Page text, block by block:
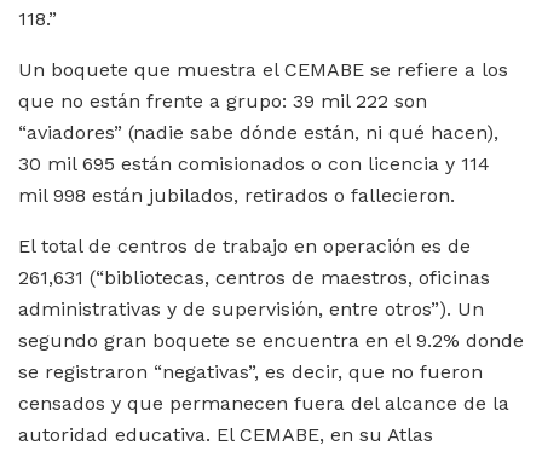
118.”
Un boquete que muestra el CEMABE se refiere a los
que no están frente a grupo: 39 mil 222 son
“aviadores” (nadie sabe dónde están, ni qué hacen),
30 mil 695 están comisionados o con licencia y 114
mil 998 están jubilados, retirados o fallecieron.
El total de centros de trabajo en operación es de
261,631 (“bibliotecas, centros de maestros, oficinas
administrativas y de supervisión, entre otros”). Un
segundo gran boquete se encuentra en el 9.2% donde
se registraron “negativas”, es decir, que no fueron
censados y que permanecen fuera del alcance de la
autoridad educativa. El CEMABE, en su Atlas